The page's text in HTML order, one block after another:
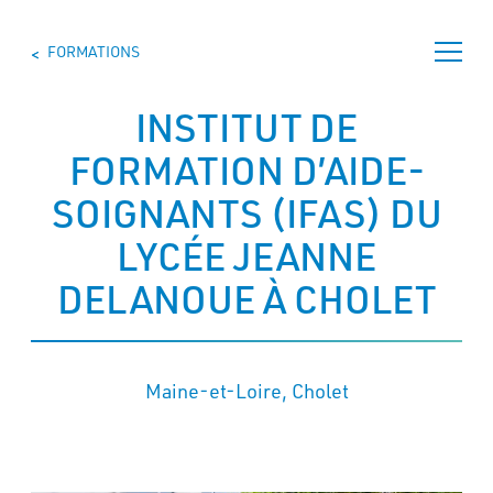
content
AIDE-
SOIGNANT
FORMER
TROUVER
> FORMATIONS
>
INSTITUT DE
FORMATION D’AIDE-
SOIGNANTS (IFAS) DU
LYCÉE JEANNE
DELANOUE À CHOLET
Maine-et-Loire, Cholet